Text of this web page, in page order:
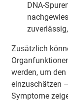
DNA-
Zusätzlich
werden, um
einzuschätzen
Symptome